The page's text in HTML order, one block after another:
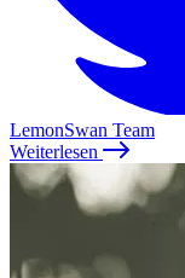
LemonSwan Team
Weiterlesen